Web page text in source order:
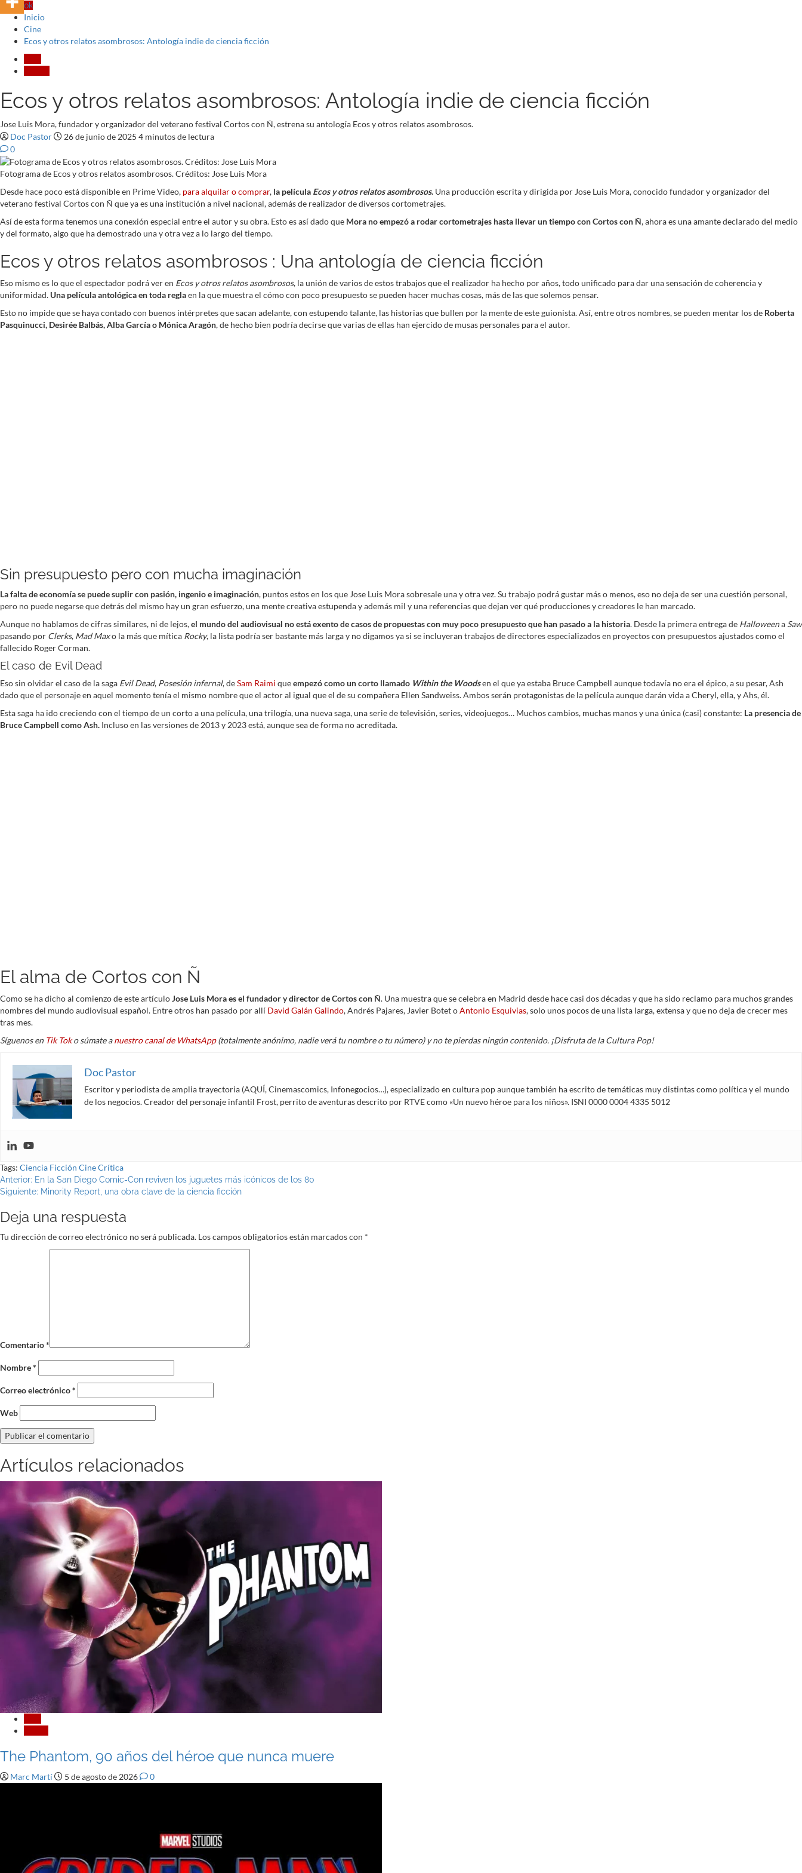
TikTok
Inicio
Cine
Ecos y otros relatos asombrosos: Antología indie de ciencia ficción
Ecos y otros relatos asombrosos: Antología indie de ciencia ficción
Jose Luis Mora, fundador y organizador del veterano festival Cortos con Ñ, estrena su antología Ecos y otros relatos asombrosos.
Doc Pastor
26 de junio de 2025 4 minutos de lectura
0
Fotograma de Ecos y otros relatos asombrosos. Créditos: Jose Luis Mora
Desde hace poco está disponible en Prime Video, para alquilar o comprar, la película Ecos y otros relatos asombrosos. Una producción escrita y dirigida por Jose Luis Mora, conocido fundador y organizador del
veterano festival Cortos con Ñ que ya es una institución a nivel nacional, además de realizador de diversos cortometrajes.
Así de esta forma tenemos una conexión especial entre el autor y su obra. Esto es así dado que Mora no empezó a rodar cortometrajes hasta llevar un tiempo con Cortos con Ñ, ahora es una amante declarado del medio
y del formato, algo que ha demostrado una y otra vez a lo largo del tiempo.
Ecos y otros relatos asombrosos : Una antología de ciencia ficción
Eso mismo es lo que el espectador podrá ver en Ecos y otros relatos asombrosos, la unión de varios de estos trabajos que el realizador ha hecho por años, todo unificado para dar una sensación de coherencia y
uniformidad. Una película antológica en toda reglaen la que muestra el cómo con poco presupuesto se pueden hacer muchas cosas, más de las que solemos pensar.
Esto no impide que se haya contado con buenos intérpretes que sacan adelante, con estupendo talante, las historias que bullen por la mente de este guionista. Así, entre otros nombres, se pueden mentar los de Roberta
Pasquinucci, Desirée Balbás,Alba García o Mónica Aragón, de hecho bien podría decirse que varias de ellas han ejercido de musas personales para el autor.
Sin presupuesto pero con mucha imaginación
La falta de economía se puede suplir con pasión, ingenio e imaginación, puntos estos en los que Jose Luis Mora sobresale una y otra vez. Su trabajo podrá gustar más o menos, eso no deja de ser una cuestión personal,
pero no puede negarse que detrás del mismo hay un gran esfuerzo, una mente creativa estupenda y además mil y una referencias que dejan ver qué producciones y creadores le han marcado.
Aunque no hablamos de cifras similares, ni de lejos,el mundo del audiovisual no está exento de casos de propuestas con muy poco presupuesto que han pasado a la historia. Desde la primera entrega de Halloweena Saw
pasando por Clerks, Mad Maxo la más que mítica Rocky, la lista podría ser bastante más larga y no digamos ya si se incluyeran trabajos de directores especializados en proyectos con presupuestos ajustados como el
fallecido Roger Corman.
El caso de Evil Dead
Eso sin olvidar el caso de la saga Evil Dead, Posesión infernal, deSam Raimi queempezó como un corto llamado Within the Woodsen el que ya estaba Bruce Campbell aunque todavía no era el épico, a su pesar, Ash
dado que el personaje en aquel momento tenía el mismo nombre que el actor al igual que el de su compañera Ellen Sandweiss. Ambos serán protagonistas de la película aunque darán vida a Cheryl, ella, y Ahs, él.
Esta saga ha ido creciendo con el tiempo de un corto a una película, una trilogía, una nueva saga, una serie de televisión, series, videojuegos… Muchos cambios, muchas manos y una única (casi) constante: La presencia de
Bruce Campbell como Ash. Incluso en las versiones de 2013 y 2023 está, aunque sea de forma no acreditada.
El alma de Cortos con Ñ
Como se ha dicho al comienzo de este artículoJose Luis Mora es el fundador y director de Cortos con Ñ. Una muestra que se celebra en Madrid desde hace casi dos décadas y que ha sido reclamo para muchos grandes
nombres del mundo audiovisual español. Entre otros han pasado por allí David Galán Galindo, Andrés Pajares, Javier Botet oAntonio Esquivias, solo unos pocos de una lista larga, extensa y que no deja de crecer mes
tras mes.
Síguenos en Tik Toko súmate anuestro canal de WhatsApp(totalmente anónimo, nadie verá tu nombre o tu número) y no te pierdas ningún contenido. ¡Disfruta de la Cultura Pop!
Doc Pastor
Escritor y periodista de amplia trayectoria (AQUÍ, Cinemascomics, Infonegocios…), especializado en cultura pop aunque también ha escrito de temáticas muy distintas como política y el mundo
de los negocios. Creador del personaje infantil Frost, perrito de aventuras descrito por RTVE como «Un nuevo héroe para los niños». ISNI 0000 0004 4335 5012
Tags: Ciencia Ficción CineCrítica
Navegación
de
entradas
Anterior: En la San Diego Comic-Con reviven los juguetes más icónicos de los 80
Siguiente: Minority Report, una obra clave de la ciencia ficción
Deja una respuesta
Tu dirección de correo electrónico no será publicada. Los campos obligatorios están marcados con *
Comentario*
Nombre*
Correo electrónico*
Web
Artículos relacionados
The Phantom, 90 años del héroe que nunca muere
Marc Martí 5 de agosto de 2026 0